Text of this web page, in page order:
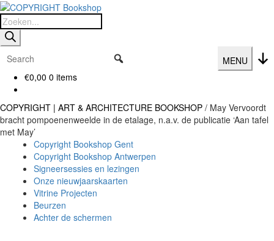
Ga
door
naar
navigatie
Ga
naar
de
inhoud
Producten
zoeken
MENU
€0,00 0 items
COPYRIGHT | ART & ARCHITECTURE BOOKSHOP / May Vervoordt
bracht pompoenenweelde in de etalage, n.a.v. de publicatie ‘Aan tafel
met May’
Copyright Bookshop Gent
Copyright Bookshop Antwerpen
Signeersessies en lezingen
Onze nieuwjaarskaarten
Vitrine Projecten
Beurzen
Achter de schermen